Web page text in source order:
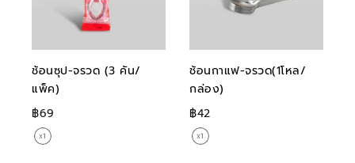
ช้อนซุป-จรวด (3 คัน/
แพ็ค)
฿69
ช้อนกาแฟ-จรวด(1โหล/
กล่อง)
฿42